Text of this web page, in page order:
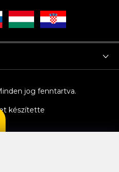
készítette
jog fenntartva.